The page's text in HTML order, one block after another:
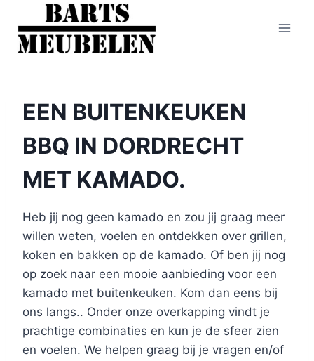
Doorgaan
naar
inhoud
EEN BUITENKEUKEN
BBQ IN DORDRECHT
MET KAMADO.
Heb jij nog geen kamado en zou jij graag meer
willen weten, voelen en ontdekken over grillen,
koken en bakken op de kamado. Of ben jij nog
op zoek naar een mooie aanbieding voor een
kamado met buitenkeuken. Kom dan eens bij
ons langs.. Onder onze overkapping vindt je
prachtige combinaties en kun je de sfeer zien
en voelen. We helpen graag bij je vragen en/of